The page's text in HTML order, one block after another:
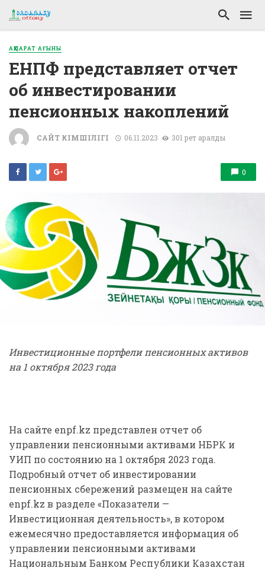
АҚПАРАТ АҒЫНЫ
ЕНПФ представляет отчет
об инвестировании
пенсионных накоплений
САЙТ ӘКІМШІЛІГІ 06.11.2023 301 рет қаралды
0
Инвестиционные портфели пенсионных активов
на 1 октября2023 года
На сайте enpf.kz представлен отчет об
управлении пенсионными активами НБРК и
УИП по состоянию на 1 октября 2023 года.
Подробный отчет об инвестировании
пенсионных сбережений размещен на сайте
enpf.kz в разделе «Показатели —
Инвестиционная деятельность», в котором
ежемесячно предоставляется информация об
управлении пенсионными активами
Национальным Банком Республики Казахстан